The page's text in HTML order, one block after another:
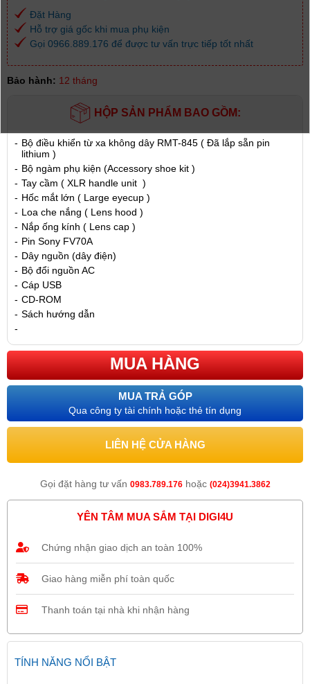
Đặt Hàng
Hỗ trợ giá gốc khi mua phụ kiện
Gọi 0966.889.176 để được tư vấn trực tiếp tốt nhất
Bảo hành: 12 tháng
HỘP SẢN PHẨM BAO GỒM:
- Bộ điều khiển từ xa không dây RMT-845 ( Đã lắp sẵn pin
lithium )
- Bộ ngàm phụ kiện (Accessory shoe kit )
- Tay cầm ( XLR handle unit )
- Hốc mắt lớn ( Large eyecup )
- Loa che nắng ( Lens hood )
- Nắp ống kính ( Lens cap )
- Pin Sony FV70A
- Dây nguồn (dây điện)
- Bộ đổi nguồn AC
- Cáp USB
- CD-ROM
- Sách hướng dẫn
-
MUA HÀNG
MUA TRẢ GÓP
Qua công ty tài chính hoặc thẻ tín dụng
LIÊN HỆ CỬA HÀNG
Gọi đặt hàng tư vấn 0983.789.176hoặc (024)3941.3862
YÊN TÂM MUA SẮM TẠI DIGI4U
Chứng nhận giao dịch an toàn 100%
Giao hàng miễn phí toàn quốc
Thanh toán tại nhà khi nhận hàng
TÍNH NĂNG NỔI BẬT